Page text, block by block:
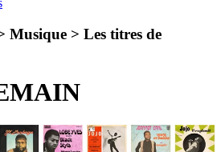
Musique > Les titres de